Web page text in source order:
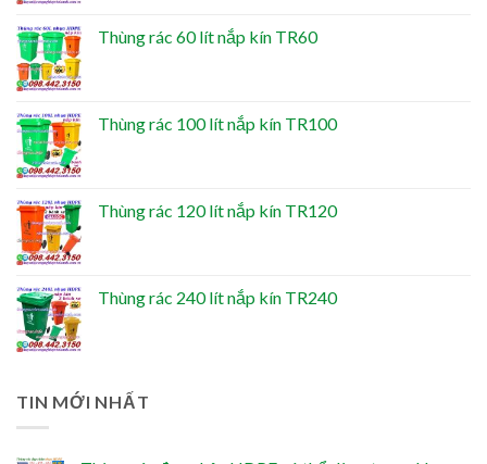
Thùng rác 60 lít nắp kín TR60
Thùng rác 100 lít nắp kín TR100
Thùng rác 120 lít nắp kín TR120
Thùng rác 240 lít nắp kín TR240
TIN MỚI NHẤT